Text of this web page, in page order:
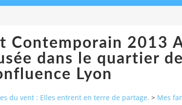
Contemporain 2013
dans le quartier de
Lyon
du vent : Elles entrent en terre de partage. > Mes